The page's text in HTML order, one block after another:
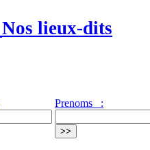
Nos lieux-dits
Prenoms :